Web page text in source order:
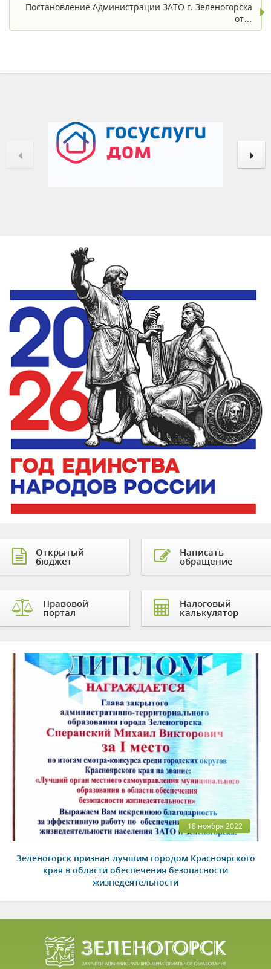
Постановление Администрации ЗАТО г. Зеленогорска
от…
Открытый
бюджет
Правовой
портал
Написать
обращение
Налоговый
калькулятор
18 ноября 2022
Зеленогорск признан лучшим городом Красноярского
края в области обеспечения безопасности
жизнедеятельности